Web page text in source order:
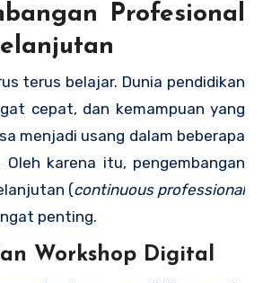
Profesional
terus belajar. Dunia pendidikan
cepat, dan kemampuan yang
menjadi usang dalam beberapa
karena itu, pengembangan
(continuous professional
penting.
Workshop Digital